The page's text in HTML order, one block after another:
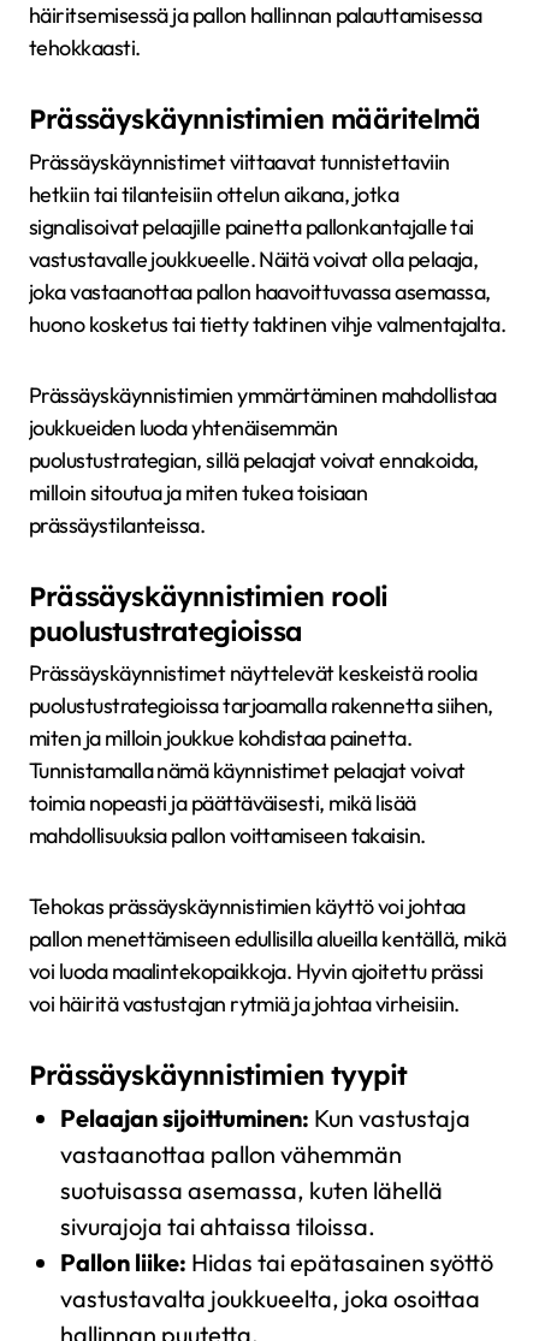
häiritsemisessä ja pallon hallinnan palauttamisessa
tehokkaasti.
Prässäyskäynnistimien määritelmä
Prässäyskäynnistimet viittaavat tunnistettaviin
hetkiin tai tilanteisiin ottelun aikana, jotka
signalisoivat pelaajille painetta pallonkantajalle tai
vastustavalle joukkueelle. Näitä voivat olla pelaaja,
joka vastaanottaa pallon haavoittuvassa asemassa,
huono kosketus tai tietty taktinen vihje valmentajalta.
Prässäyskäynnistimien ymmärtäminen mahdollistaa
joukkueiden luoda yhtenäisemmän
puolustustrategian, sillä pelaajat voivat ennakoida,
milloin sitoutua ja miten tukea toisiaan
prässäystilanteissa.
Prässäyskäynnistimien rooli
puolustustrategioissa
Prässäyskäynnistimet näyttelevät keskeistä roolia
puolustustrategioissa tarjoamalla rakennetta siihen,
miten ja milloin joukkue kohdistaa painetta.
Tunnistamalla nämä käynnistimet pelaajat voivat
toimia nopeasti ja päättäväisesti, mikä lisää
mahdollisuuksia pallon voittamiseen takaisin.
Tehokas prässäyskäynnistimien käyttö voi johtaa
pallon menettämiseen edullisilla alueilla kentällä, mikä
voi luoda maalintekopaikkoja. Hyvin ajoitettu prässi
voi häiritä vastustajan rytmiä ja johtaa virheisiin.
Prässäyskäynnistimien tyypit
Pelaajan sijoittuminen: Kun vastustaja
vastaanottaa pallon vähemmän
suotuisassa asemassa, kuten lähellä
sivurajoja tai ahtaissa tiloissa.
Pallon liike: Hidas tai epätasainen syöttö
vastustavalta joukkueelta, joka osoittaa
hallinnan puutetta.